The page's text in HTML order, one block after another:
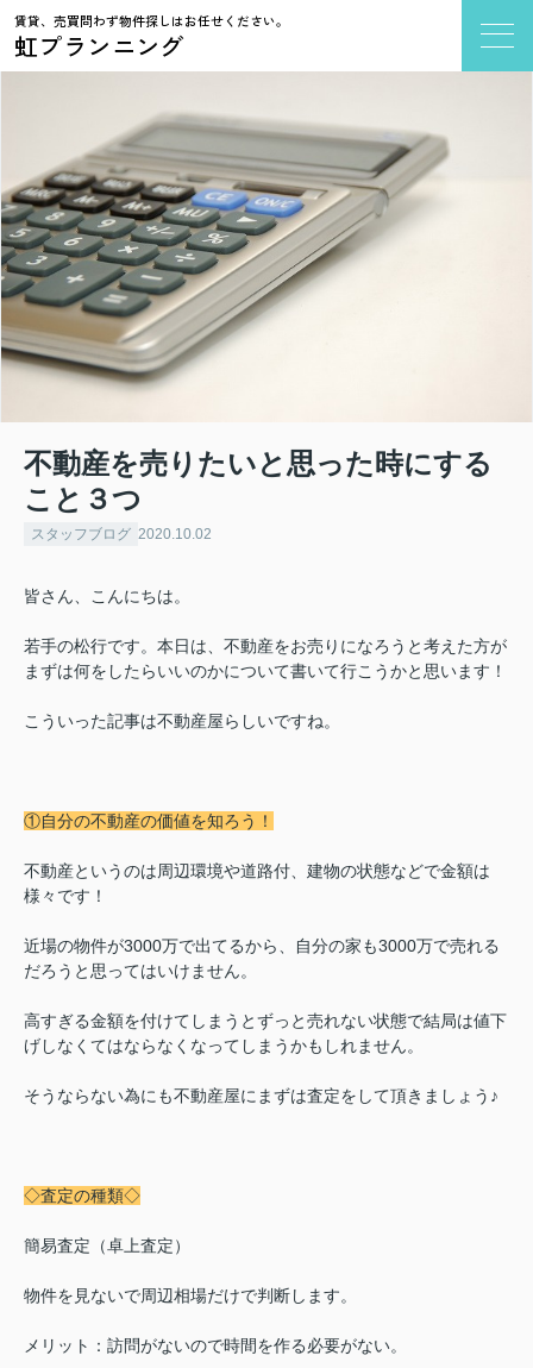
賃貸、売買問わず物件探しはお任せください。
虹プランニング
不動産を売りたいと思った時にする
こと３つ
スタッフブログ 2020.10.02
皆さん、こんにちは。
若手の松行です。本日は、不動産をお売りになろうと考えた方が
まずは何をしたらいいのかについて書いて行こうかと思います！
こういった記事は不動産屋らしいですね。
①自分の不動産の価値を知ろう！
不動産というのは周辺環境や道路付、建物の状態などで金額は
様々です！
近場の物件が3000万で出てるから、自分の家も3000万で売れる
だろうと思ってはいけません。
高すぎる金額を付けてしまうとずっと売れない状態で結局は値下
げしなくてはならなくなってしまうかもしれません。
そうならない為にも不動産屋にまずは査定をして頂きましょう♪
◇査定の種類◇
簡易査定（卓上査定）
物件を見ないで周辺相場だけで判断します。
メリット：訪問がないので時間を作る必要がない。